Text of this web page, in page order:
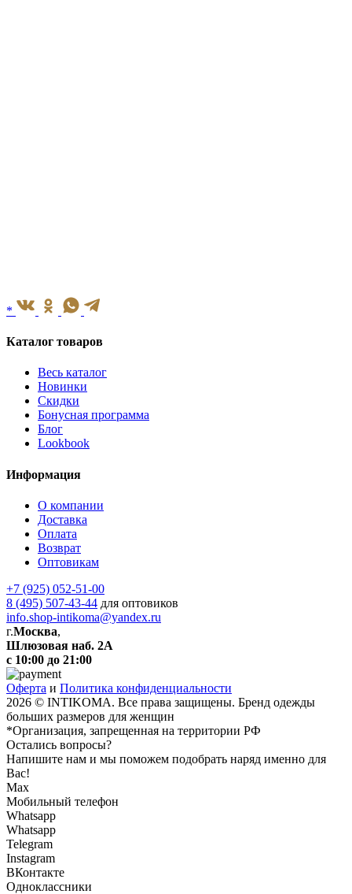
*
Каталог товаров
Весь каталог
Новинки
Скидки
Бонусная программа
Блог
Lookbook
Информация
О компании
Доставка
Оплата
Возврат
Оптовикам
+7 (925) 052-51-00
8 (495) 507-43-44 для оптовиков
info.shop-intikoma@yandex.ru
г.Москва,
Шлюзовая наб. 2А
с 10:00 до 21:00
Оферта и Политика конфиденциальности
2026 © INTIKOMA. Все права защищены. Бренд одежды
больших размеров для женщин
*Организация, запрещенная на территории РФ
Остались вопросы?
Напишите нам и мы поможем подобрать наряд именно для
Вас!
Max
Мобильный телефон
Whatsapp
Whatsapp
Telegram
Instagram
ВКонтакте
Одноклассники